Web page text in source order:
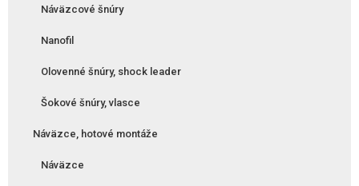
Náväzcové šnúry
Nanofil
Olovenné šnúry, shock leader
Šokové šnúry, vlasce
Náväzce, hotové montáže
Náväzce